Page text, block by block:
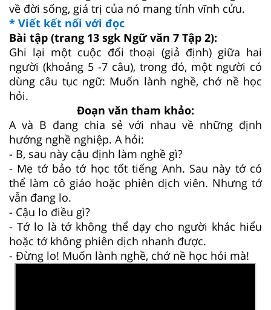
về đời sống, giá trị của nó mang tính vĩnh cửu.
* Viết kết nối với đọc
Bài tập (trang 13 sgk Ngữ văn 7 Tập 2):
Ghi lại một cuộc đối thoại (giả định) giữa hai
người (khoảng 5 -7 câu), trong đó, một người có
dùng câu tục ngữ: Muốn lành nghề, chớ nề học
hỏi.
Đoạn văn tham khảo:
A và B đang chia sẻ với nhau về những định
hướng nghề nghiệp. A hỏi:
- B, sau này cậu định làm nghề gì?
- Mẹ tớ bảo tớ học tốt tiếng Anh. Sau này tớ có
thể làm cô giáo hoặc phiên dịch viên. Nhưng tớ
vẫn đang lo.
- Cậu lo điều gì?
- Tớ lo là tớ không thể dạy cho người khác hiểu
hoặc tớ không phiên dịch nhanh được.
- Đừng lo! Muốn lành nghề, chớ nề học hỏi mà!